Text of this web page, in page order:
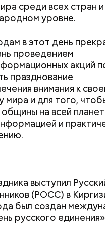
среди всех стран
уровне.
в этот день
проведением
акций
празднование
внимания к
и для того,
на всей
и
выступил
(РОСС) в
был создан
русского
поведет,
может увлечь
до тех пор, пока не
К концу августа
опаснее: как
встрече со
делать в случае